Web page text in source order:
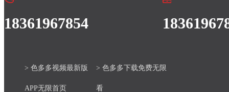
18361967854
> 色多多视频最新版
APP无限首页
> 色多多下载免费无限
看